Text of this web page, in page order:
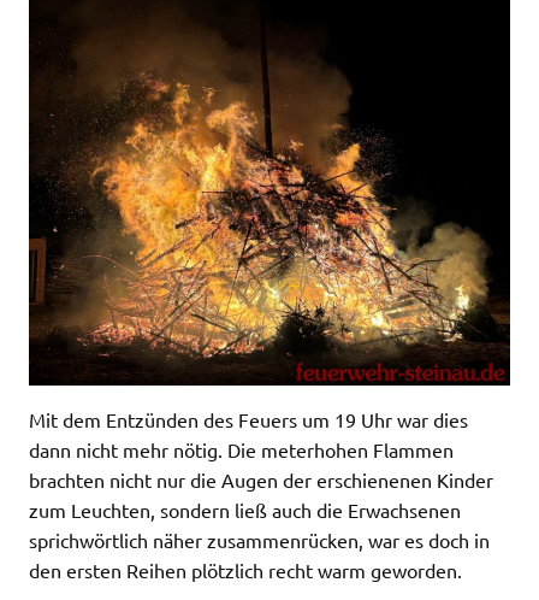
Mit dem Entzünden des Feuers um 19 Uhr war dies
dann nicht mehr nötig. Die meterhohen Flammen
brachten nicht nur die Augen der erschienenen Kinder
zum Leuchten, sondern ließ auch die Erwachsenen
sprichwörtlich näher zusammenrücken, war es doch in
den ersten Reihen plötzlich recht warm geworden.